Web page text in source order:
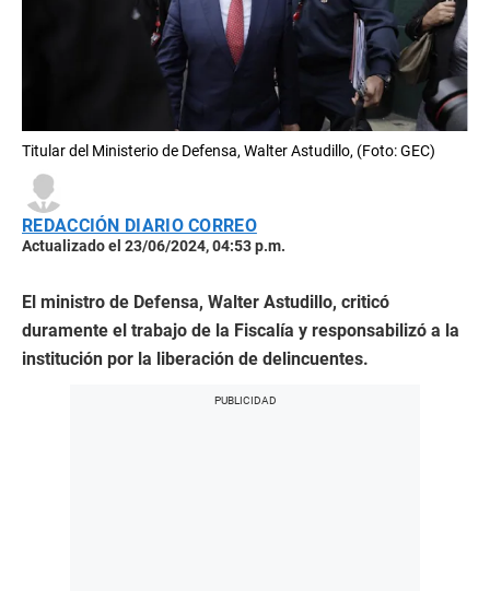
Titular del Ministerio de Defensa, Walter Astudillo, (Foto: GEC)
REDACCIÓN DIARIO CORREO
Actualizado el 23/06/2024, 04:53 p.m.
El ministro de Defensa, Walter Astudillo, criticó
duramente el trabajo de la Fiscalía y responsabilizó a la
institución por la liberación de delincuentes.